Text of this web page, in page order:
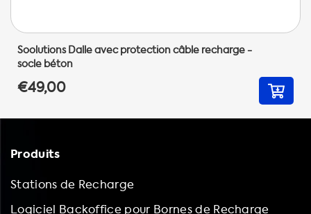
Soolutions Dalle avec protection câble recharge -
socle béton
€49,00
Produits
Stations de Recharge
Logiciel Backoffice pour Bornes de Recharge